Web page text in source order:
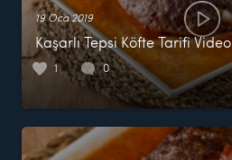
19 Oca 2019
Kaşarlı Tepsi Köfte Tarifi Video
1 0